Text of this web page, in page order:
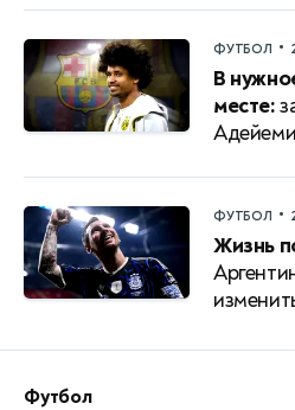
ФУТБОЛ •
В
месте:
ФУТБОЛ •
Жизнь
Футбол